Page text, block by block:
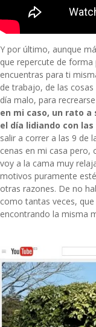
Y por último, aunque
que repercute de
encuentras para ti
de trabajo, de las
día malo, para
en mi caso, un rato
el día lidiando con
salir a correr a las 9 de
cenas en mi casa pero,
voy a la cama muy
motivos puramente
otras razones. De no
como tantas veces,
encontrando la misma